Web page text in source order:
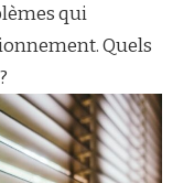
LES
RIDEAUX
qui
Quels